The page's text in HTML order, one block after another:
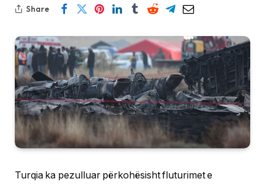
Share
Turqia ka pezulluar përkohësisht fluturimet e